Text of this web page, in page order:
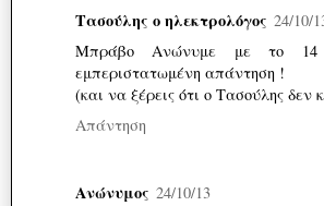
Τασούλης ο ηλεκτρολόγος 24/10/
Μπράβο Ανώνυμε με το 14
εμπεριστατωμένη απάντηση !
(και να ξέρεις ότι ο Τασούλης δεν
Απάντηση
Ανώνυμος 24/10/13